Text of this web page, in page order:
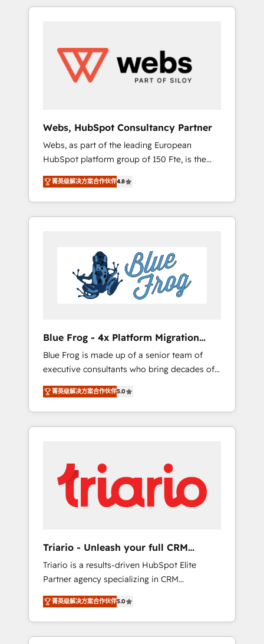
to global brands
HubSpot challenges and improve user
HubSpot for the first time 🔧 Designing and
optimising your HubSpot set-up for better
results 🌐 Website design and build using
using HubSpot Why us? - SIX HubSpot
Accreditations - awarded by HubSpot after a
rigorous process for CRM, Solutions
Architecture, Onboarding , Data Migration,
Custom Integration & Platform Enablement -
Onboarded over 500 businesses to HubSpot
-Top 1% of partners worldwide -In-house
HubSpot. www.bbdboom.com
Webs, HubSpot Consultancy Partner
Webs, as part of the leading European
HubSpot platform group of 150 Fte, is the
trusted Elite HubSpot CRM Partner offering
you a roadmap on maximizing EBITDA and
achieving Commercial Excellence. With our
targeted processes, we strengthen your
Implementation partner, we provide
expertise to drive your business forward.
Since 2015 we are fully dedicated to
HubSpot and with an experienced team
business services. We prepare a customized
business case that demonstrates the value
and impact of your digital transformation,
including a detailed financial rationale with a
focus on ROI and TCO. As a trusted extension
of your team, we believe in the power of
partnership. Together, we embark on a
your business. If not now, when?
菁英级解决方案合作伙伴4.8
Blue Frog - 4x Platform Migration
Award Winner
Blue Frog is made up of a senior team of
executive consultants who bring decades of
relevant, real world experience to our client
engagements. "Blue Frog is a top, trusted
partner in HubSpot's ecosystem for a reason.
Their team brings over a decade of
strategies for driving growth. They are
committed to helping our customers grow
and finding solutions that fit their unique
business needs. We are thrilled to have Blue
HubSpot “Our experience with the team at
Blue Frog has been nothing short of
extraordinary. Their years of experience and
quality of skilled staff has earned them a
trusted reputation within the HubSpot
ecosystem as a reliable partner capable of
delivering remarkable experiences for our
菁英级解决方案合作伙伴5.0
Triario - Unleash your full CRM
potential
Triario is a results-driven HubSpot Elite
Partner agency specializing in CRM
implementations & migrations, Revenue
Operations, Custom Integrations, Custom AI
agents and AI-ready Website Design With
over 15 years of experience, we help
菁英级解决方案合作伙伴5.0